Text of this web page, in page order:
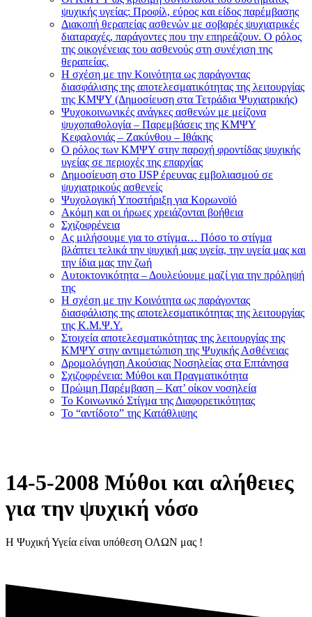
ψυχικής υγείας: Προφίλ, εύρος και είδος παρέμβασης
Διακοπή θεραπείας ασθενών με σοβαρές ψυχιατρικές
διαταραχές, παράγοντες που την επηρεάζουν. Ο ρόλος
της οικογένειας του ασθενούς στη συνέχιση της
θεραπείας.
Η σχέση με την Κοινότητα ως παράγοντας
διασφάλισης της αποτελεσματικότητας της λειτουργίας
της ΚΜΨΥ (Δημοσίευση στα Τετράδια Ψυχιατρικής)
Ψυχοκοινωνικές ανάγκες ασθενών με μείζονα
ψυχοπαθολογία – Παρεμβάσεις της ΚΜΨΥ
Κεφαλονιάς – Ζακύνθου – Ιθάκης
Ο ρόλος των ΚΜΨΥ στην παροχή φροντίδας ψυχικής
υγείας σε περιοχές της επαρχίας
Δημοσίευση στο IJSP έρευνας εμβολιασμού σε
ψυχιατρικούς ασθενείς
Ψυχολογική Υποστήριξη για Κορωνοϊό
Ακόμη και οι ήρωες χρειάζονται βοήθεια
Σχιζοφρένεια
Ας μιλήσουμε για το στίγμα… Πόσο το στίγμα
βλάπτει τελικά την ψυχική μας υγεία, την υγεία μας και
την ίδια μας την ζωή
Αυτοκτονικότητα – Δουλεύουμε μαζί για την πρόληψή
της
Η σχέση με την Κοινότητα ως παράγοντας
διασφάλισης της αποτελεσματικότητας της λειτουργίας
της Κ.Μ.Ψ.Υ.
Στοιχεία αποτελεσματικότητας της λειτουργίας της
ΚΜΨΥ στην αντιμετώπιση της Ψυχικής Ασθένειας
Δρομολόγηση Ακούσιας Νοσηλείας στα Επτάνησα
Σχιζοφρένεια: Μύθοι και Πραγματικότητα
Πρώιμη Παρέμβαση – Κατ’ οίκον νοσηλεία
Το Κοινωνικό Στίγμα της Διαφορετικότητας
Το “αντίδοτο” της Κατάθλιψης
14-5-2008 Μύθοι και αλήθειες
για την ψυχική νόσο
Η Ψυχική Υγεία είναι υπόθεση ΟΛΩΝ μας !